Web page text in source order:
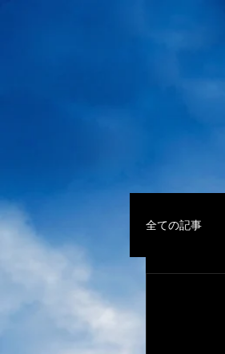
全ての記事